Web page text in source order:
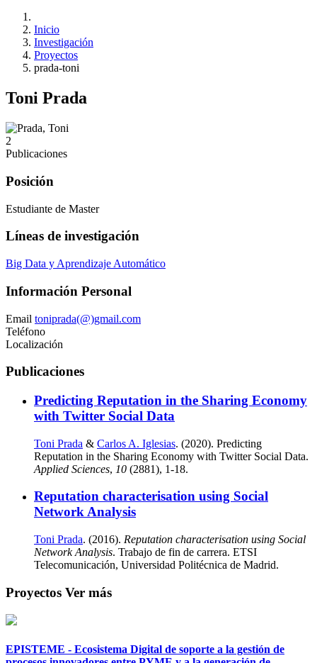
Inicio
Investigación
Proyectos
prada-toni
Toni Prada
2
Publicaciones
Posición
Estudiante de Master
Líneas de investigación
Big Data y Aprendizaje Automático
Información Personal
Email toniprada(@)gmail.com
Teléfono
Localización
Publicaciones
Predicting Reputation in the Sharing Economy
with Twitter Social Data
Toni Prada & Carlos A. Iglesias. (2020). Predicting
Reputation in the Sharing Economy with Twitter Social Data.
Applied Sciences, 10 (2881), 1-18.
Reputation characterisation using Social
Network Analysis
Toni Prada. (2016). Reputation characterisation using Social
Network Analysis. Trabajo de fin de carrera. ETSI
Telecomunicación, Universidad Politécnica de Madrid.
Proyectos Ver más
EPISTEME - Ecosistema Digital de soporte a la gestión de